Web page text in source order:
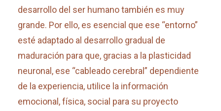
desarrollo del ser humano también es muy
grande. Por ello, es esencial que ese “entorno”
esté adaptado al desarrollo gradual de
maduración para que, gracias a la plasticidad
neuronal, ese “cableado cerebral” dependiente
de la experiencia, utilice la información
emocional, física, social para su proyecto